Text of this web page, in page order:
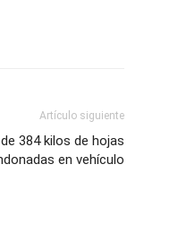
Artículo siguiente
384 kilos de hojas
en vehículo